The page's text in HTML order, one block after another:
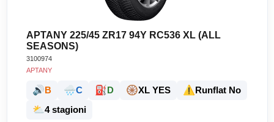
APTANY 225/45 ZR17 94Y RC536 XL (ALL
SEASONS)
3100974
APTANY
🔊B 🌧️C ⛽D 🛞XL YES ⚠️Runflat No
⛅4 stagioni